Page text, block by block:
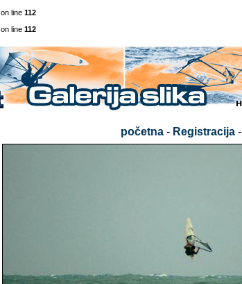
on line 112
on line 112
početna- Registracija-